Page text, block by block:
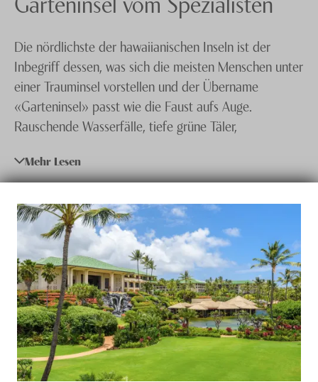
Knecht Gruppe
AGB
Impressum
Jobs
Die nördlichste der hawaiianischen Inseln ist der
Inbegriff dessen, was sich die meisten Menschen unter
einer Trauminsel vorstellen und der Übername
«Garteninsel» passt wie die Faust aufs Auge.
Rauschende Wasserfälle, tiefe grüne Täler,
Regenwald und saftige Wiesen finden Sie auf Ihrer
Kauai Reise in Hülle und Fülle. Natürlich aber gehören
zu einer Trauminsel auch bezaubernde Sandstrände,
versteckte Buchten und türkisfarbenes Wasser. In
dieser atemberaubenden Natur können Sie tun, was
immer Ihr Herz begehrt.
Gemütliche Tage am Strand, ein Zipline-Abenteuer im
Dschungel, eine Wanderung auf die höchsten Gipfel
der Insel, eine Kanufahrt auf einem der vielen Flüsse
oder auf dem offenen Meer oder ein
Mehr Lesen